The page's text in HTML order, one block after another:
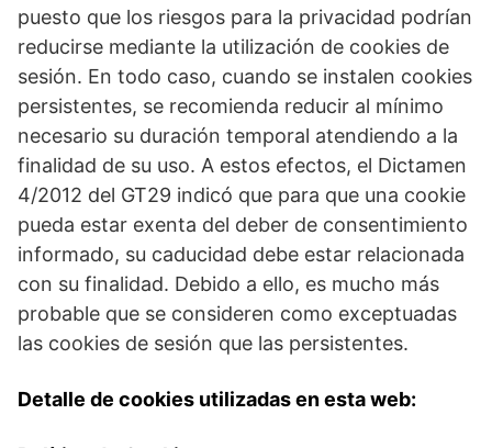
puesto que los riesgos para la privacidad podrían
reducirse mediante la utilización de cookies de
sesión. En todo caso, cuando se instalen cookies
persistentes, se recomienda reducir al mínimo
necesario su duración temporal atendiendo a la
finalidad de su uso. A estos efectos, el Dictamen
4/2012 del GT29 indicó que para que una cookie
pueda estar exenta del deber de consentimiento
informado, su caducidad debe estar relacionada
con su finalidad. Debido a ello, es mucho más
probable que se consideren como exceptuadas
las cookies de sesión que las persistentes.
Detalle de cookies utilizadas en esta web: